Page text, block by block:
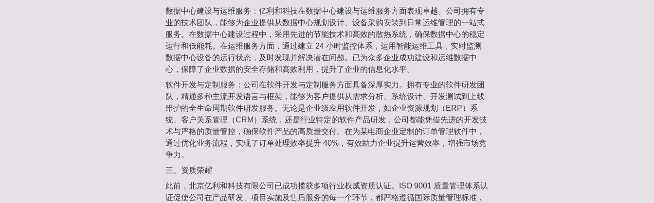
数据中心建设与运维服务：亿利和科技在数据中心建设与运维服务方面表现卓越。公司拥有专
业的技术团队，能够为企业提供从数据中心规划设计、设备采购安装到日常运维管理的一站式
服务。在数据中心建设过程中，采用先进的节能技术和高效的散热系统，确保数据中心的稳定
运行和低能耗。在运维服务方面，通过建立 24 小时监控体系，运用智能运维工具，实时监测
数据中心设备的运行状态，及时发现并解决潜在问题。已为众多企业成功建设和运维数据中
心，保障了企业数据的安全存储和高效利用，提升了企业的信息化水平。
软件开发与定制服务：公司在软件开发与定制服务方面具备深厚实力。拥有专业的软件研发团
队，精通多种主流开发语言与框架，能够为客户提供从需求分析、系统设计、开发测试到上线
维护的全生命周期软件研发服务。无论是企业级应用软件开发，如企业资源规划（ERP）系
统、客户关系管理（CRM）系统，还是行业特定的软件产品研发，公司都能凭借先进的开发技
术与严格的质量管控，确保软件产品的高质量交付。在为某电商企业定制的订单管理软件中，
通过优化业务流程，实现了订单处理效率提升 40%，有效助力企业提升运营效率，增强市场竞
争力。
三、资质荣耀
此前，北京亿利和科技有限公司已成功揽获多项行业权威资质认证。ISO 9001 质量管理体系认
证促使公司在产品研发、项目实施及售后服务的每一个环节，都严格遵循国际质量管理标准，